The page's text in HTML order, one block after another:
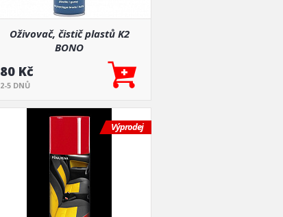
Oživovač, čistič plastů K2
BONO
80 Kč
2-5 DNŮ
Výprodej